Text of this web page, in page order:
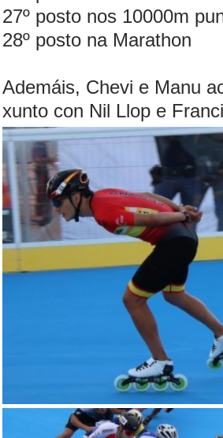
27º posto nos 10000m
28º posto na Marathon
Ademáis, Chevi e Manu
xunto con Nil Llop e